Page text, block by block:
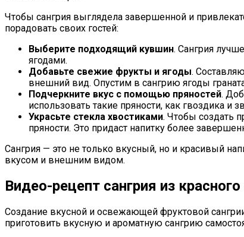
Чтобы сангрия выглядела завершенной и
порадовать своих гостей:
Выберите подходящий кувшин. Сангрия
ягодами.
Добавьте свежие фрукты и ягоды.
внешний вид. Опустим в сангрию ягоды
Подчеркните вкус с помощью пряностей.
использовать такие пряности, как гвоздика и
Украсьте стекла хвостиками. Чтобы создать
пряности. Это придаст напитку более
Сангрия — это не только вкусный, но и красивый
вкусом и внешним видом.
Видео-рецепт сангрия из
Создание вкусной и освежающей фруктовой
приготовить вкусную и ароматную сангрию